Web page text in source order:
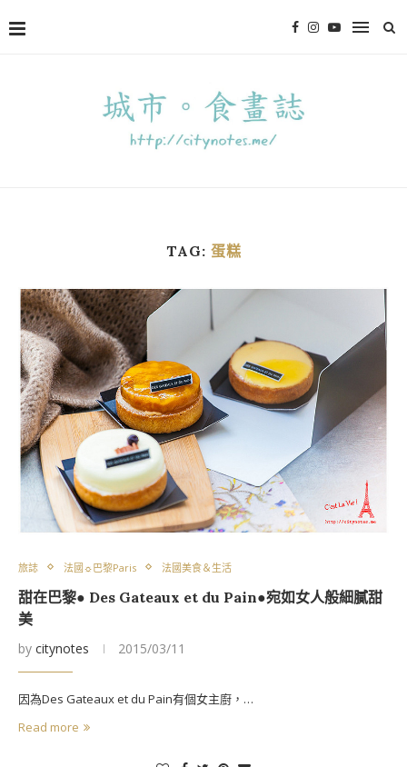
TAG: 蛋糕
旅誌 法國☼巴黎Paris 法國美食＆生活
甜在巴黎● Des Gateaux et du Pain●宛如女人般細膩甜
美
by citynotes 2015/03/11
因為Des Gateaux et du Pain有個女主廚，…
Read more